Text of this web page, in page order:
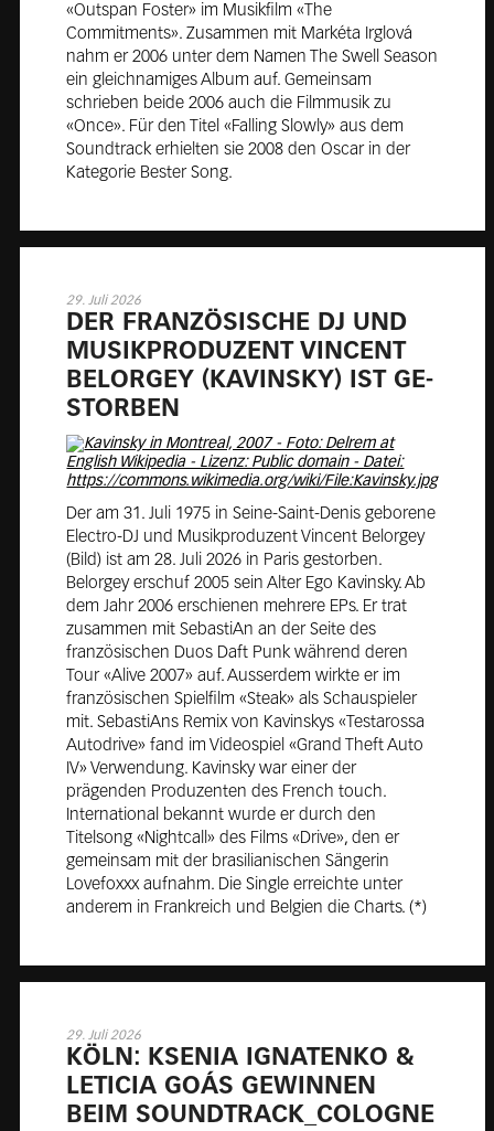
«Outspan Foster» im Musikfilm «The
Commitments». Zusammen mit Markéta Irglová
nahm er 2006 unter dem Namen The Swell Season
ein gleichnamiges Album auf. Gemeinsam
schrieben beide 2006 auch die Filmmusik zu
«Once». Für den Titel «Falling Slowly» aus dem
Soundtrack erhielten sie 2008 den Oscar in der
Kategorie Bester Song.
29. Juli 2026
DER FRAN­ZÖ­SI­SCHE DJ UND
MU­SIK­PRO­DU­ZENT VIN­CENT
BEL­OR­GEY (KA­VIN­SKY) IST GE­
STOR­BEN
Der am 31. Juli 1975 in Seine-Saint-Denis geborene
Electro-DJ und Musikproduzent Vincent Belorgey
(Bild) ist am 28. Juli 2026 in Paris gestorben.
Belorgey erschuf 2005 sein Alter Ego Kavinsky. Ab
dem Jahr 2006 erschienen mehrere EPs. Er trat
zusammen mit SebastiAn an der Seite des
französischen Duos Daft Punk während deren
Tour «Alive 2007» auf. Ausserdem wirkte er im
französischen Spielfilm «Steak» als Schauspieler
mit. SebastiAns Remix von Kavinskys «Testarossa
Autodrive» fand im Videospiel «Grand Theft Auto
IV» Verwendung. Kavinsky war einer der
prägenden Produzenten des French touch.
International bekannt wurde er durch den
Titelsong «Nightcall» des Films «Drive», den er
gemeinsam mit der brasilianischen Sängerin
Lovefoxxx aufnahm. Die Single erreichte unter
anderem in Frankreich und Belgien die Charts. (*)
29. Juli 2026
KÖLN: KSE­NIA IGNA­TEN­KO &
LE­TI­CIA GOÁS GE­WIN­NEN
BEIM SOUND­TRACK_CO­LO­GNE